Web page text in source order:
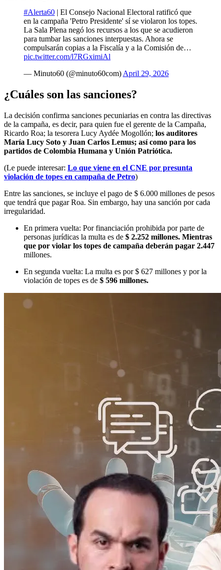
#Alerta60 | El Consejo Nacional Electoral ratificó que
en la campaña 'Petro Presidente' sí se violaron los topes.
La Sala Plena negó los recursos a los que se acudieron
para tumbar las sanciones interpuestas. Ahora se
compulsarán copias a la Fiscalía y a la Comisión de…
pic.twitter.com/l7RGximiAl
— Minuto60 (@minuto60com) April 29, 2026
¿Cuáles son las sanciones?
La decisión confirma sanciones pecuniarias en contra las directivas
de la campaña, es decir, para quien fue el gerente de la Campaña,
Ricardo Roa; la tesorera Lucy Aydée Mogollón; los auditores
María Lucy Soto y Juan Carlos Lemus; así como para los
partidos de Colombia Humana y Unión Patriótica.
(Le puede interesar: Lo que viene en el CNE por presunta
violación de topes en campaña de Petro)
Entre las sanciones, se incluye el pago de $ 6.000 millones de pesos
que tendrá que pagar Roa. Sin embargo, hay una sanción por cada
irregularidad.
En primera vuelta: Por financiación prohibida por parte de
personas jurídicas la multa es de $ 2.252 millones. Mientras
que por violar los topes de campaña deberán pagar 2.447
millones.
En segunda vuelta: La multa es por $ 627 millones y por la
violación de topes es de $ 596 millones.